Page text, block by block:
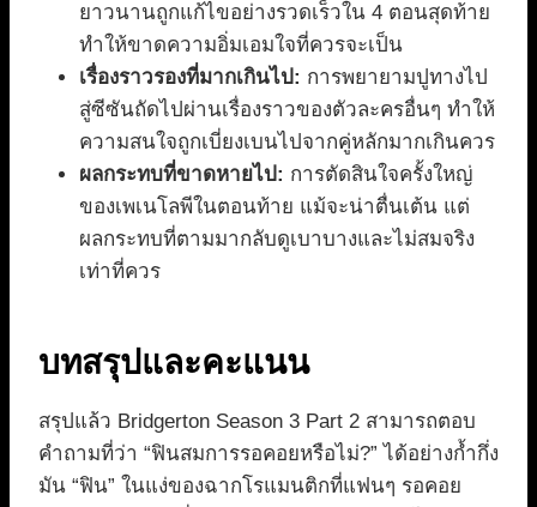
ยาวนานถูกแก้ไขอย่างรวดเร็วใน 4 ตอนสุดท้าย
ทำให้ขาดความอิ่มเอมใจที่ควรจะเป็น
เรื่องราวรองที่มากเกินไป: การพยายามปูทางไป
สู่ซีซันถัดไปผ่านเรื่องราวของตัวละครอื่นๆ ทำให้
ความสนใจถูกเบี่ยงเบนไปจากคู่หลักมากเกินควร
ผลกระทบที่ขาดหายไป: การตัดสินใจครั้งใหญ่
ของเพเนโลพีในตอนท้าย แม้จะน่าตื่นเต้น แต่
ผลกระทบที่ตามมากลับดูเบาบางและไม่สมจริง
เท่าที่ควร
บทสรุปและคะแนน
สรุปแล้ว Bridgerton Season 3 Part 2 สามารถตอบ
คำถามที่ว่า “ฟินสมการรอคอยหรือไม่?” ได้อย่างก้ำกึ่ง
มัน “ฟิน” ในแง่ของฉากโรแมนติกที่แฟนๆ รอคอย